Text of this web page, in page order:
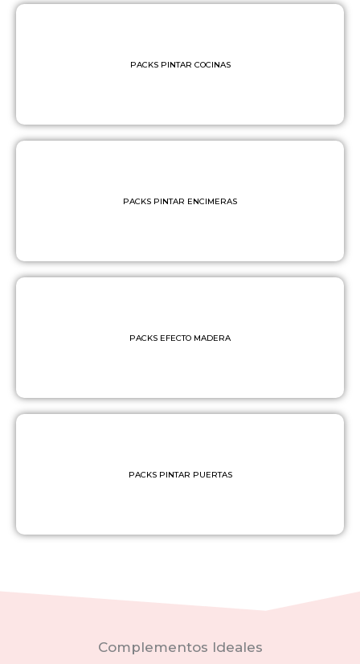
PACKS PINTAR COCINAS
PACKS PINTAR ENCIMERAS
PACKS EFECTO MADERA
PACKS PINTAR PUERTAS
Complementos Ideales